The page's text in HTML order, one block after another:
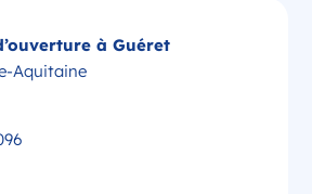
à Guéret
Aquitaine